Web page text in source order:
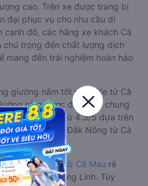
cao. Trên xe được trang bị
đại phục vụ cho nhu cầu di
cạnh đó, các hãng xe khách Cà
trọng đến chất lượng dịch
mang đến trải nghiệm hoàn hảo
giường nằm tốt nhất: Xe từ Cà
nằm được đánh giá chung
giá trung bình từ 4.3/5 dựa trên
Xe về Cư Jút - Đắk Nông từ Cà
- Đắk Nông từ Cà Mau rẻ
xe Phương Hồng Linh. Tùy